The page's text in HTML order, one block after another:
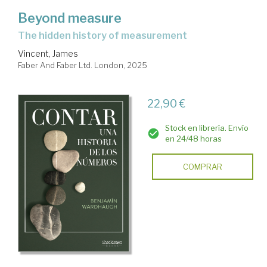
Beyond measure
the hidden history of measurement
Vincent, James
Faber And Faber Ltd. London, 2025
22,90 €
Stock en librería. Envío
en 24/48 horas
COMPRAR